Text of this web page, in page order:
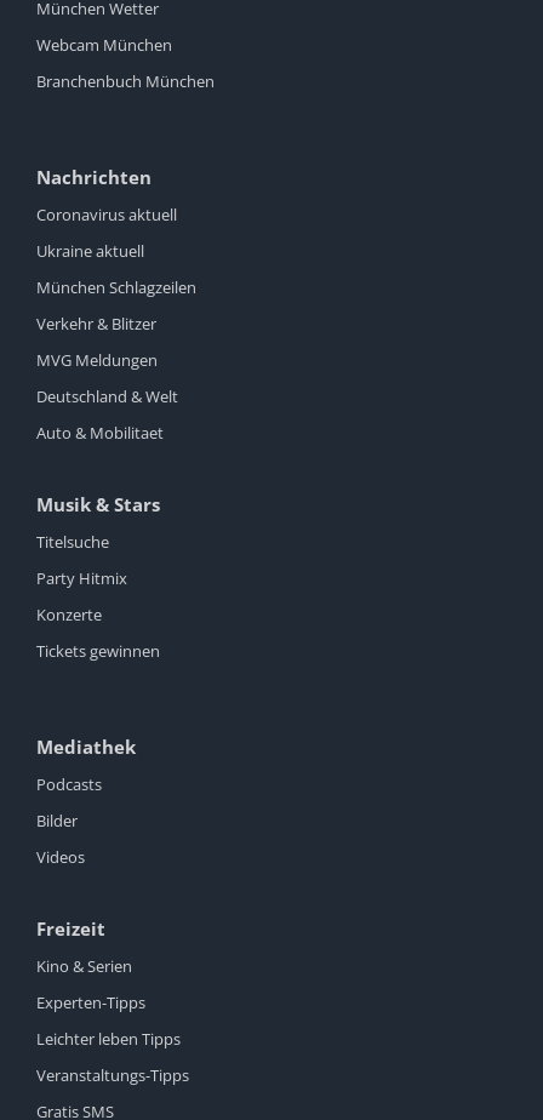
München Wetter
Webcam München
Branchenbuch München
Nachrichten
Coronavirus aktuell
Ukraine aktuell
München Schlagzeilen
Verkehr & Blitzer
MVG Meldungen
Deutschland & Welt
Auto & Mobilitaet
Musik & Stars
Titelsuche
Party Hitmix
Konzerte
Tickets gewinnen
Mediathek
Podcasts
Bilder
Videos
Freizeit
Kino & Serien
Experten-Tipps
Leichter leben Tipps
Veranstaltungs-Tipps
Gratis SMS